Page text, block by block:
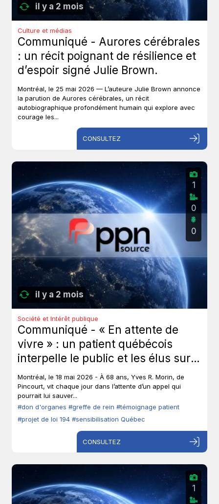
il y a 2 mois
Culture et médias
Communiqué - Aurores cérébrales
: un récit poignant de résilience et
d’espoir signé Julie Brown.
Montréal, le 25 mai 2026 — L’auteure Julie Brown annonce
la parution de Aurores cérébrales, un récit
autobiographique profondément humain qui explore avec
courage les...
CONSULTEZ
il y a 2 mois
1
0
0
Société et Intérêt publique
Communiqué - « En attente de
vivre » : un patient québécois
interpelle le public et les élus sur
le don d’organes.
Montréal, le 18 mai 2026 - À 68 ans, Yves R. Morin, de
Pincourt, vit chaque jour dans l’attente d’un appel qui
pourrait lui sauver...
#don d'organes #greffe de rein #témoignage patient
#projet de loi 194 #sensibilisation Québec
CONSULTEZ
1